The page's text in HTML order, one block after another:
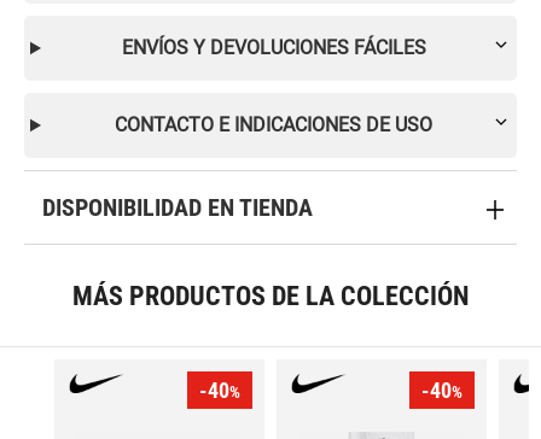
ENVÍOS Y DEVOLUCIONES FÁCILES
CONTACTO E INDICACIONES DE USO
DISPONIBILIDAD EN TIENDA
MÁS PRODUCTOS DE LA COLECCIÓN
-40% -40%